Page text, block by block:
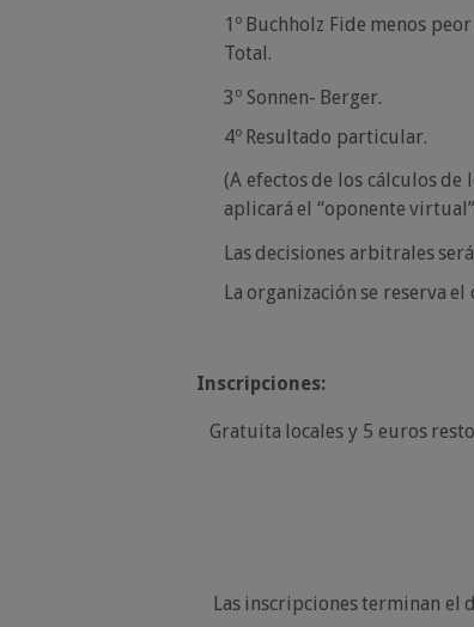
1º Buchholz Fide menos peor
Total.
3º Sonnen- Berger.
4º Resultado particular.
(A efectosde los cálculosde
aplicará el “oponente
Lasdecisiones arbitrales
La organización se reserva el
Inscripciones:
Gratuita locales y 5 euros resto
Las inscripcionesterminan el